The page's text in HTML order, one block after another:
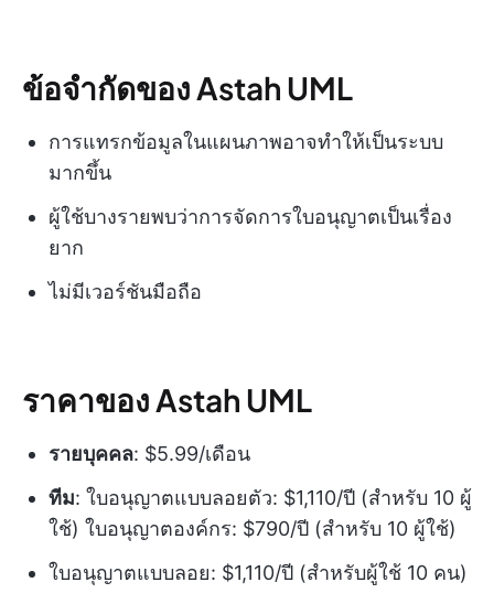
ข้อจำกัดของ Astah UML
การแทรกข้อมูลในแผนภาพอาจทำให้เป็นระบบ
มากขึ้น
ผู้ใช้บางรายพบว่าการจัดการใบอนุญาตเป็นเรื่อง
ยาก
ไม่มีเวอร์ชันมือถือ
ราคาของ Astah UML
รายบุคคล: $5.99/เดือน
ทีม: ใบอนุญาตแบบลอยตัว: $1,110/ปี (สำหรับ 10 ผู้
ใช้) ใบอนุญาตองค์กร: $790/ปี (สำหรับ 10 ผู้ใช้)
ใบอนุญาตแบบลอย: $1,110/ปี (สำหรับผู้ใช้ 10 คน)